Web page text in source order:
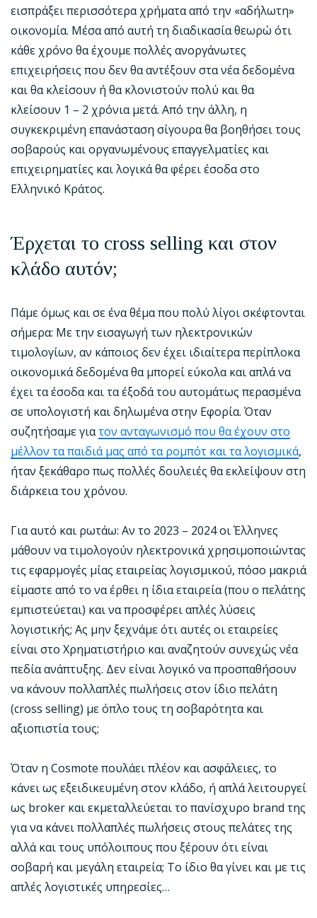
εισπράξει περισσότερα χρήματα από την «αδήλωτη»
οικονομία. Μέσα από αυτή τη διαδικασία θεωρώ ότι
κάθε χρόνο θα έχουμε πολλές ανοργάνωτες
επιχειρήσεις που δεν θα αντέξουν στα νέα δεδομένα
και θα κλείσουν ή θα κλονιστούν πολύ και θα
κλείσουν 1 – 2 χρόνια μετά. Από την άλλη, η
συγκεκριμένη επανάσταση σίγουρα θα βοηθήσει τους
σοβαρούς και οργανωμένους επαγγελματίες και
επιχειρηματίες και λογικά θα φέρει έσοδα στο
Ελληνικό Κράτος.
Έρχεται το cross selling και στον
κλάδο αυτόν;
Πάμε όμως και σε ένα θέμα που πολύ λίγοι σκέφτονται
σήμερα: Με την εισαγωγή των ηλεκτρονικών
τιμολογίων, αν κάποιος δεν έχει ιδιαίτερα περίπλοκα
οικονομικά δεδομένα θα μπορεί εύκολα και απλά να
έχει τα έσοδα και τα έξοδά του αυτομάτως περασμένα
σε υπολογιστή και δηλωμένα στην Εφορία. Όταν
συζητήσαμε γιατον ανταγωνισμό που θα έχουν στο
μέλλον τα παιδιά μας από τα ρομπότ και τα λογισμικά,
ήταν ξεκάθαρο πως πολλές δουλειές θα εκλείψουν στη
διάρκεια του χρόνου.
Για αυτό και ρωτάω: Αν το 2023 – 2024 οι Έλληνες
μάθουν να τιμολογούν ηλεκτρονικά χρησιμοποιώντας
τις εφαρμογές μίας εταιρείας λογισμικού, πόσο μακριά
είμαστε από το να έρθει η ίδια εταιρεία (που ο πελάτης
εμπιστεύεται) και να προσφέρει απλές λύσεις
λογιστικής; Ας μην ξεχνάμε ότι αυτές οι εταιρείες
είναι στο Χρηματιστήριο και αναζητούν συνεχώς νέα
πεδία ανάπτυξης. Δεν είναι λογικό να προσπαθήσουν
να κάνουν πολλαπλές πωλήσεις στον ίδιο πελάτη
(cross selling) με όπλο τους τη σοβαρότητα και
αξιοπιστία τους;
Όταν η Cosmote πουλάει πλέον και ασφάλειες, το
κάνει ως εξειδικευμένη στον κλάδο, ή απλά λειτουργεί
ως broker και εκμεταλλεύεται το πανίσχυρο brand της
για να κάνει πολλαπλές πωλήσεις στους πελάτες της
αλλά και τους υπόλοιπους που ξέρουν ότι είναι
σοβαρή και μεγάλη εταιρεία; Το ίδιο θα γίνει και με τις
απλές λογιστικές υπηρεσίες…